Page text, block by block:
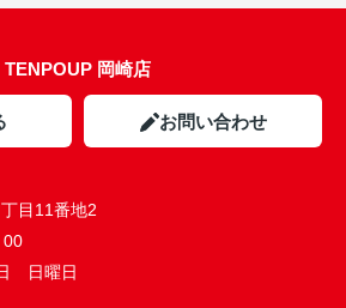
TENPOUP 岡崎店
お問い合わせ
目11番地2
00
日曜日